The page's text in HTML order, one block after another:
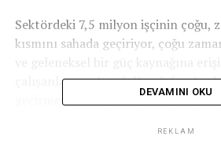
Sektördeki 7,5 milyon işçinin çoğu,
kısmını sahada geçiriyor, çoğu
çalışanlarının bir akıllı telefondan
geçirmez, darbeye dayanıklı,DEVAMINI OKU
REKLAM